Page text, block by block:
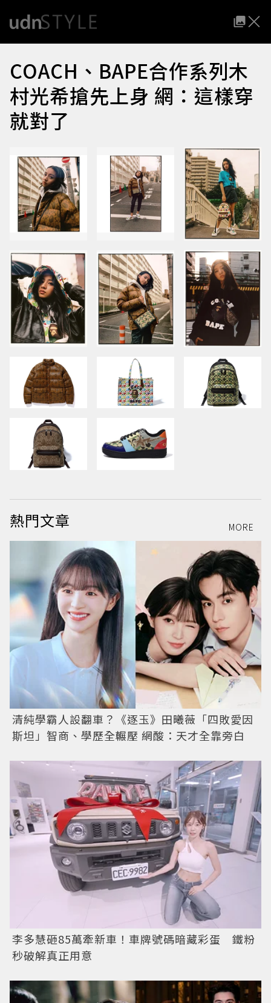
COACH、BAPE合作系列木
村光希搶先上身 網：這樣穿
就對了
熱門文章 MORE
清純學霸人設翻車？《逐玉》田曦薇「四敗愛因
斯坦」智商、學歷全輾壓 網酸：天才全靠旁白
李多慧砸85萬牽新車！車牌號碼暗藏彩蛋 鐵粉
秒破解真正用意